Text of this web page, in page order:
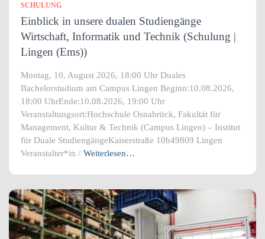
SCHULUNG
Einblick in unsere dualen Studiengänge
Wirtschaft, Informatik und Technik (Schulung |
Lingen (Ems))
Montag, 10. August 2026, 18:00 Uhr Duales
Bachelorstudium am Campus Lingen Beginn:10.08.2026,
18:00 UhrEnde:10.08.2026, 19:00 Uhr
Veranstaltungsort:Hochschule Osnabrück, Fakultät für
Management, Kultur & Technik (Campus Lingen) – Institut
für Duale StudiengängeKaiserstraße 10b49809 Lingen
Veranstalter*in / Weiterlesen…